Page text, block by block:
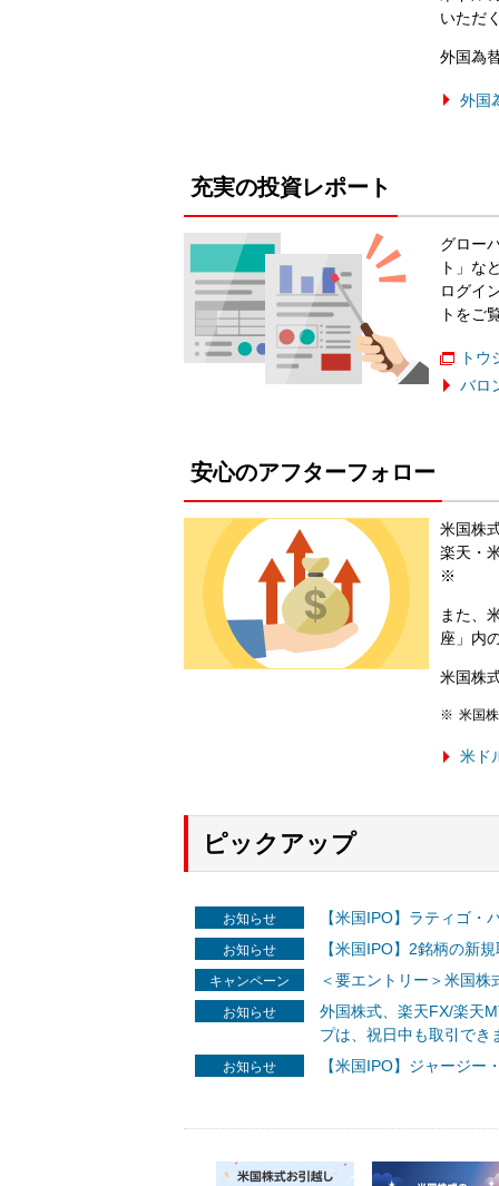
いただ
外国為
外国
充実の投資レポート
グロー
ト」な
ログイ
トをご
トウ
バロ
安心のアフターフォロー
米国株
楽天・
※
また、
座」内
米国株
米国
米ド
ピックアップ
お知らせ 【米国IPO】ラティゴ
お知らせ 【米国IPO】2銘柄の新
キャンペーン ＜要エントリー＞米国
お知らせ
外国株式、楽天FX/楽天
プは、祝日中も取引でき
お知らせ 【米国IPO】ジャージ